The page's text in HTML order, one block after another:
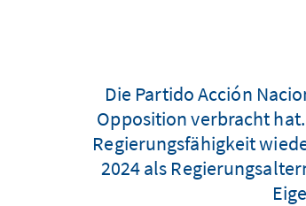
Die Partido Acción
Opposition verbracht
Regierungs­fähigkeit
2024 als